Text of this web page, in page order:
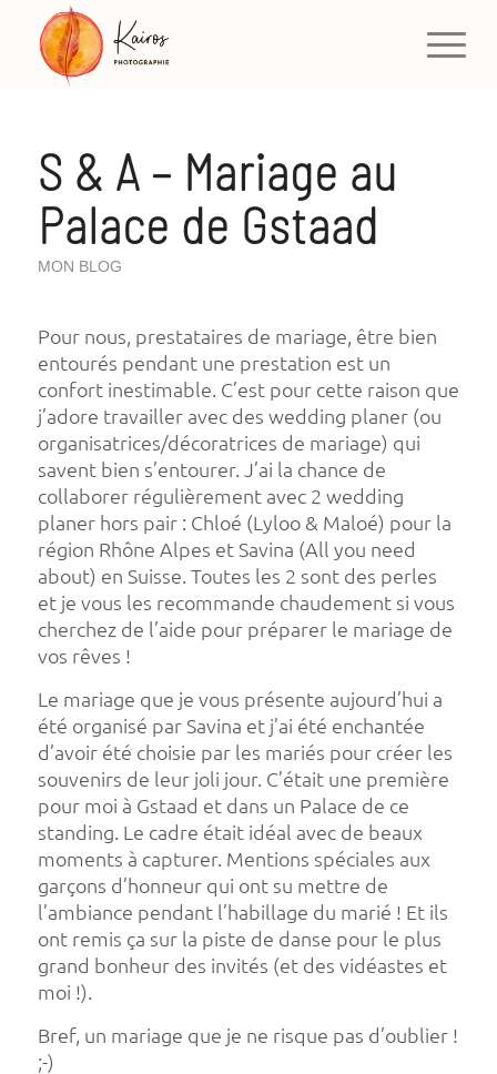
S & A – Mariage au
Palace de Gstaad
MON BLOG
Pour nous, prestataires de mariage, être bien
entourés pendant une prestation est un
confort inestimable. C’est pour cette raison que
j’adore travailler avec des wedding planer (ou
organisatrices/décoratrices de mariage) qui
savent bien s’entourer. J’ai la chance de
collaborer régulièrement avec 2 wedding
planer hors pair : Chloé (Lyloo & Maloé) pour la
région Rhône Alpes et Savina (All you need
about) en Suisse. Toutes les 2 sont des perles
et je vous les recommande chaudement si vous
cherchez de l’aide pour préparer le mariage de
vos rêves !
Le mariage que je vous présente aujourd’hui a
été organisé par Savina et j’ai été enchantée
d’avoir été choisie par les mariés pour créer les
souvenirs de leur joli jour. C’était une première
pour moi à Gstaad et dans un Palace de ce
standing. Le cadre était idéal avec de beaux
moments à capturer. Mentions spéciales aux
garçons d’honneur qui ont su mettre de
l’ambiance pendant l’habillage du marié ! Et ils
ont remis ça sur la piste de danse pour le plus
grand bonheur des invités (et des vidéastes et
moi !).
Bref, un mariage que je ne risque pas d’oublier !
;-)